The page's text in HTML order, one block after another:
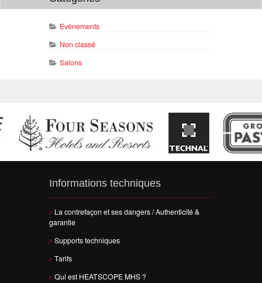
Evénements
Non classé
Salons
Informations techniques
La contrefaçon et ses dangers / Authenticité &
garantie
Supports techniques
Tarifs
Qui est HEATSCOPE MHS ?